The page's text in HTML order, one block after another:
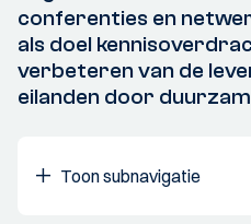
conferenties en
als doel
verbeteren van de
eilanden door
Toon subnavigatie